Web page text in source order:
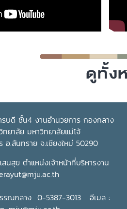
งานเพื่อยกระดับการศึกษา พัฒนา
วามเข้มแข็งของชุมชน และขยายเครือ
นาชาติ อันนำมาซึ่งการยอมรับในระดับ
รบดี ชั้น4 งานอำนวยการ กองกลาง
ยาลัย มหาวิทยาลัยแม่โจ้
.สันทราย จ.เชียงใหม่ 50290
นสุข ตำแหน่งเจ้าหน้าที่บริหารงาน
รณกลาง 0-5387-3013 อีเมล :